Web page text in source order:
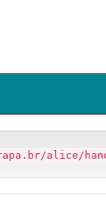
alice/